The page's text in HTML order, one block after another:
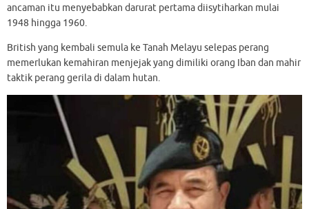
ancaman itu menyebabkan darurat pertama diisytiharkan mulai
1948 hingga 1960.
British yang kembali semula ke Tanah Melayu selepas perang
memerlukan kemahiran menjejak yang dimiliki orang Iban dan mahir
taktik perang gerila di dalam hutan.